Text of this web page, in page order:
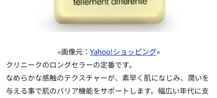
«画像元： Yahoo!ショッピング»
クリニークのロングセラーの定番です。
なめらかな感触のテクスチャーが、素早く肌になじみ、潤いを
与える事で肌のバリア機能をサポートします。幅広い年代に支